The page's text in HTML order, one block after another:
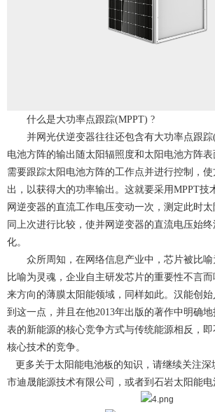
什么是大功率点跟踪(MPPT) ?
并网光伏逆变器往往还包含有大功率点跟踪
电池方阵的输出随太阳辐照度和太阳电池方阵
需要跟踪太阳电池方阵的工作点并进行控制，
出，以获得大的功率输出。这就要采用MPPT技
网逆变器的直流工作电压变动一次，测定此时
同上次进行比较，使并网逆变器的直流电压始
化。
众所周知，在网络信息产业中，芯片被比喻
比喻为灵魂，企业自主研发芯片的重要性不言
来方向的薄膜太阳能领域，同样如此。汉能创
到这一点，并且在他2013年出版的著作中明确
表的新能源的核心竞争方式与传统能源相反，
核心技术的竞争。
更多关于太阳能电池板 的知识，请继续关注深
市迪晟能源技术有限公司
，或者到 石岩太阳能电